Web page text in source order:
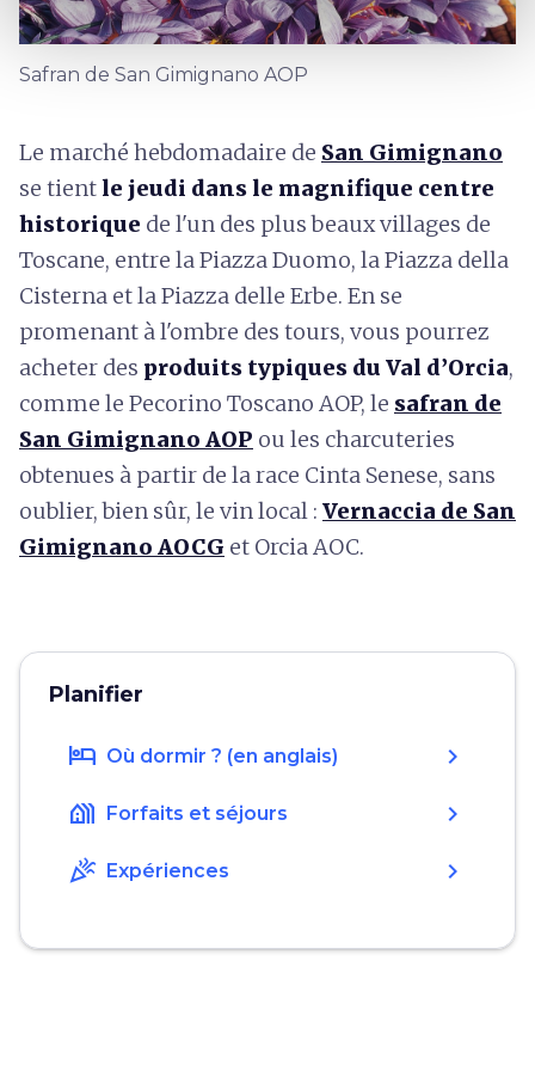
Safran de San Gimignano AOP
Le marché hebdomadaire de San Gimignano
se tientle jeudi dans le magnifique centre
historique de l'un des plus beaux villages de
Toscane, entre la Piazza Duomo, la Piazza della
Cisterna et la Piazza delle Erbe. En se
promenant à l'ombre des tours, vous pourrez
acheter des produits typiques du Val d’Orcia,
comme le Pecorino Toscano AOP, le safran de
San Gimignano AOP ou les charcuteries
obtenues à partir de la race Cinta Senese, sans
oublier, bien sûr, le vin local : Vernaccia de San
Gimignano AOCG et Orcia AOC.
Planifier
hotel Où dormir ? (en anglais) chevron_right
holiday_village Forfaits et séjours chevron_right
celebration Expériences chevron_right